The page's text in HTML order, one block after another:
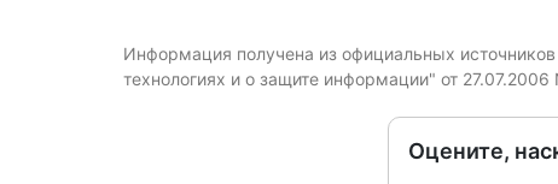
Информация получена из официальных
технологиях и о защите информации" от
Оцените,